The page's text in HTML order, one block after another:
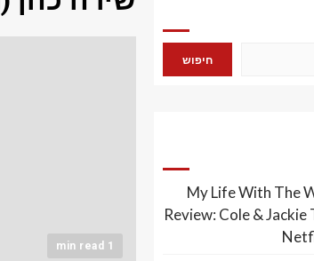
1 min read
חיפוש
My Life With The
Review: Cole & Jackie